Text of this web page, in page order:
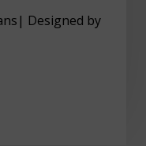
Designed by